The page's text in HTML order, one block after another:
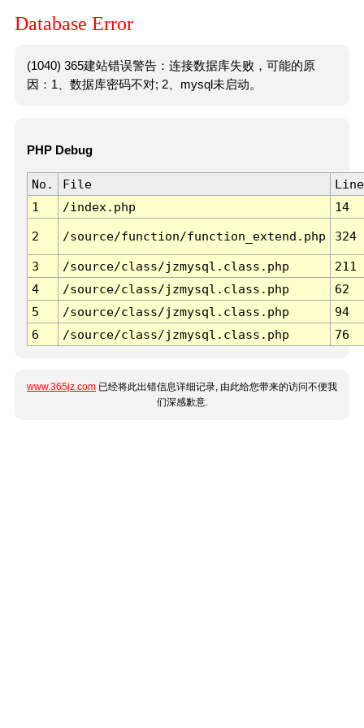
Database Error
(1040) 365建站错误警告：连接数据库失败，可能的原
因：1、数据库密码不对; 2、mysql未启动。
PHP Debug
No. File
Line
1
/index.php 14
2 /source/function/function_extend.php 324
3 /source/class/jzmysql.class.php
211
4
/source/class/jzmysql.class.php
62
5
/source/class/jzmysql.class.php
94
6
/source/class/jzmysql.class.php 76
www.365jz.com 已经将此出错信息详细记录, 由此给您带来的访问不便我
们深感歉意.